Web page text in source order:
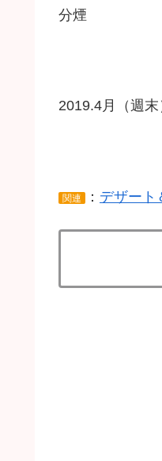
分煙
2019.4月（週
関連 ： デザート